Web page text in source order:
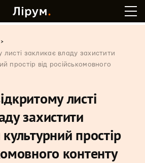
>
закликає владу захистити
простір від російськомовного
листі
захистити
простір
контенту